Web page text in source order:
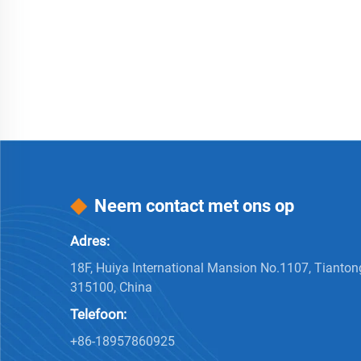
Neem contact met ons op
Adres:
18F, Huiya International Mansion No.1107,
315100, China
Telefoon:
+86-18957860925